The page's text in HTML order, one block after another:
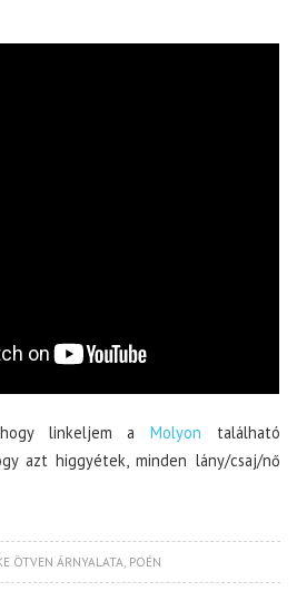
linkeljem a Molyon található
azt higgyétek, minden lány/csaj/nő
ÖTVEN ÁRNYALATA POÉN